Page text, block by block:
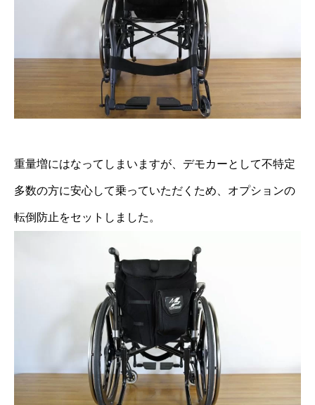
重量増にはなってしまいますが、デモカーとして不特定
多数の方に安心して乗っていただくため、オプションの
転倒防止をセットしました。